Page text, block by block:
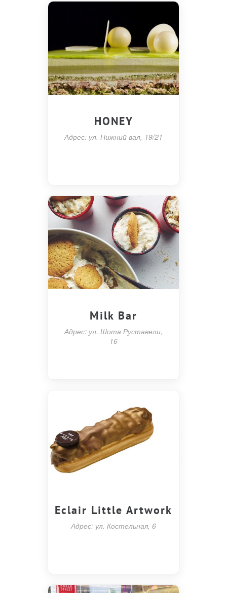
HONEY
Адрес: ул. Нижний вал, 19/21
Milk Bar
Адрес: ул. Шота Руставели,
16
Eclair Little Artwork
Адрес: ул. Костельная, 6